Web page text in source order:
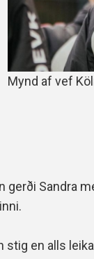
Mynd af vef
gerði Sandra
en alls